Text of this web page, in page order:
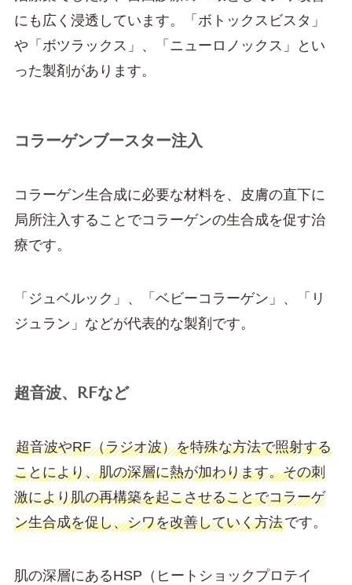
にも広く浸透しています。「ボトックスビスタ」
や「ボツラックス」、「ニューロノックス」とい
った製剤があります。
コラーゲンブースター注入
コラーゲン生合成に必要な材料を、皮膚の直下に
局所注入することでコラーゲンの生合成を促す治
療です。
「ジュベルック」、「ベビーコラーゲン」、「リ
ジュラン」などが代表的な製剤です。
超音波、RFなど
超音波やRF（ラジオ波）を特殊な方法で照射する
ことにより、肌の深層に熱が加わります。その刺
激により肌の再構築を起こさせることでコラーゲ
ン生合成を促し、シワを改善していく方法です。
肌の深層にあるHSP（ヒートショックプロテイ